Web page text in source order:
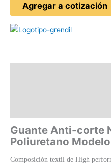
Agregar a cotización
Guante Anti-corte
Poliuretano
Composición textil de High